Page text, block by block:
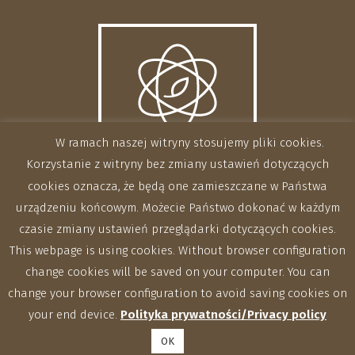
W ramach naszej witryny stosujemy pliki cookies.
Korzystanie z witryny bez zmiany ustawień dotyczących
cookies oznacza, że będą one zamieszczane w Państwa
urządzeniu końcowym. Możecie Państwo dokonać w każdym
czasie zmiany ustawień przeglądarki dotyczących cookies.
This webpage is using cookies. Without browser configuration
change cookies will be saved on your computer. You can
change your browser configuration to avoid saving cookies on
your end device. Polityka prywatności/Privacy policy
OK